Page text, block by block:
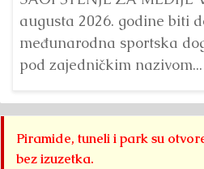
augusta 2026. godine biti
međunarodna sportska
pod zajedničkim nazivom...
Piramide, tuneli i park su
bez izuzetka.